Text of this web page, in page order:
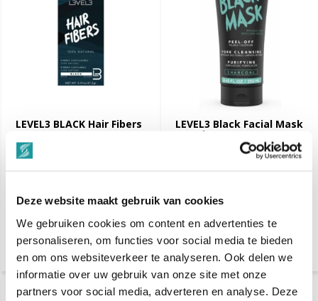
Deze website maakt gebruik van cookies
We gebruiken cookies om content en advertenties te
personaliseren, om functies voor social media te bieden
en om ons websiteverkeer te analyseren. Ook delen we
informatie over uw gebruik van onze site met onze
partners voor social media, adverteren en analyse. Deze
LEVEL3 BLACK Hair Fibers
Klik voor verzendinformatie
Vergelijk
Niet op voorraad
LEVEL3 Black Facial Mask
250ml
Dinsdag in huis
Vergelijk
-28%